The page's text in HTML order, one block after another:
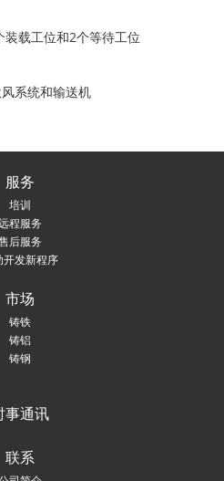
装载工位和2个等待工位
系统和输送机
服务
培训
程服务
后服务
开发新程序
市场
铸铁
铸铝
铸钢
事通讯
联系